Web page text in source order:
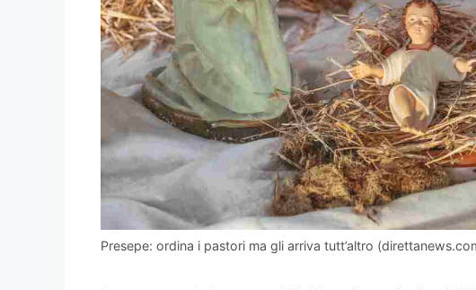
Presepe: ordina i pastori ma gli arriva tutt’altro